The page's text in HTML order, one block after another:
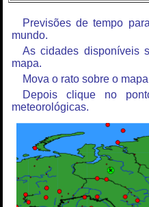
Previsões de tempo
mundo.
As cidades disponíveis
mapa.
Mova o rato sobre o
Depois clique no
meteorológicas.